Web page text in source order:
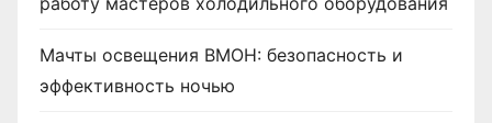
Мачты освещения ВМОН: безопасность и
эффективность ночью